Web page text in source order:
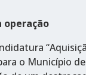
operação
o Município